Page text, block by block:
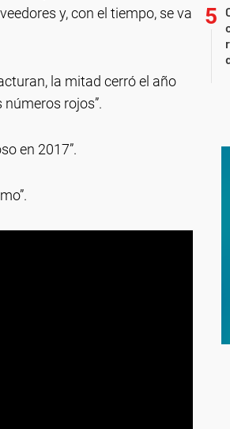
y, con el tiempo, se va
la mitad cerró el año
rojos”.
en 2017”.